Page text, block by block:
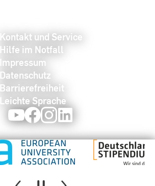
Kontakt und Service
Hilfe im Notfall
Impressum
Datenschutz
Barrierefreiheit
Leichte Sprache
YoutubeFacebookInstagram